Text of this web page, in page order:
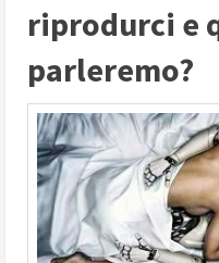
riprodurci e
parleremo?